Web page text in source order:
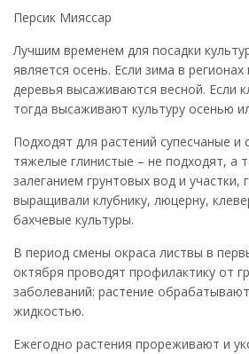
Персик Мияссар
Лучшим временем для посадки
является осень. Если зима в
деревья высаживаются весной. Если
тогда высаживают культуру осенью
Подходят для растений супесчаные и
тяжелые глинистые – не подходят, а
залеганием грунтовых вод и участки,
выращивали клубнику, люцерну,
бахчевые культуры.
В период смены окраса листвы в
октября проводят профилактику от
заболеваний: растение
жидкостью.
Ежегодно растения прореживают и